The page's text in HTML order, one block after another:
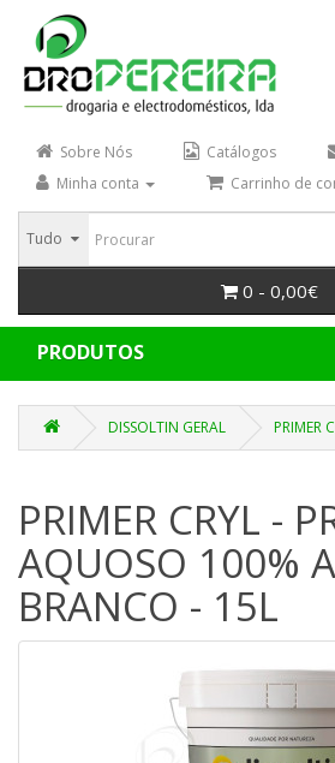
Sobre Nós Catálogos
Minha conta
Carrinho de
Tudo
0 - 0,00€
PRODUTOS
DISSOLTIN GERAL PRIMER
PRIMER CRYL -
AQUOSO 100%
BRANCO - 15L